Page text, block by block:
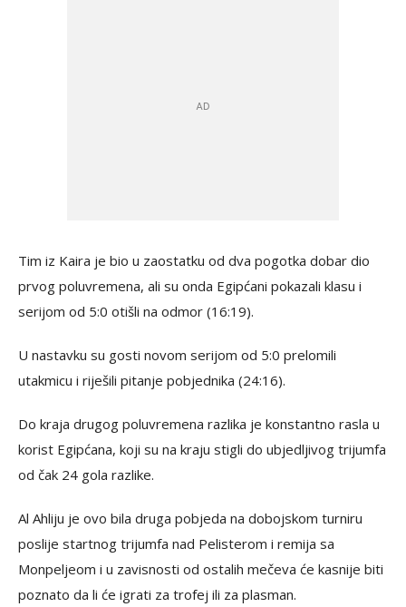
Tim iz Kaira je bio u zaostatku od dva pogotka dobar dio
prvog poluvremena, ali su onda Egipćani pokazali klasu i
serijom od 5:0 otišli na odmor (16:19).
U nastavku su gosti novom serijom od 5:0 prelomili
utakmicu i riješili pitanje pobjednika (24:16).
Do kraja drugog poluvremena razlika je konstantno rasla u
korist Egipćana, koji su na kraju stigli do ubjedljivog trijumfa
od čak 24 gola razlike.
Al Ahliju je ovo bila druga pobjeda na dobojskom turniru
poslije startnog trijumfa nad Pelisterom i remija sa
Monpeljeom i u zavisnosti od ostalih mečeva će kasnije biti
poznato da li će igrati za trofej ili za plasman.